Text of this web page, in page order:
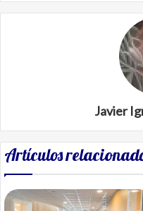
Javier
Artículos